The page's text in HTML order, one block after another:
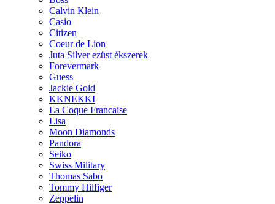
Calvin Klein
Casio
Citizen
Coeur de Lion
Juta Silver ezüst ékszerek
Forevermark
Guess
Jackie Gold
KKNEKKI
La Coque Francaise
Lisa
Moon Diamonds
Pandora
Seiko
Swiss Military
Thomas Sabo
Tommy Hilfiger
Zeppelin